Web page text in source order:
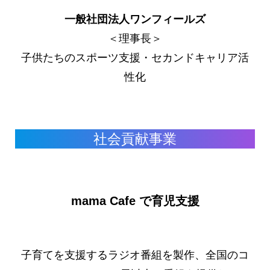
一般社団法人ワンフィールズ
＜理事長＞
子供たちのスポーツ支援・セカンドキャリア活
性化
社会貢献事業
mama Cafe で育児支援
子育てを支援するラジオ番組を製作、全国のコ